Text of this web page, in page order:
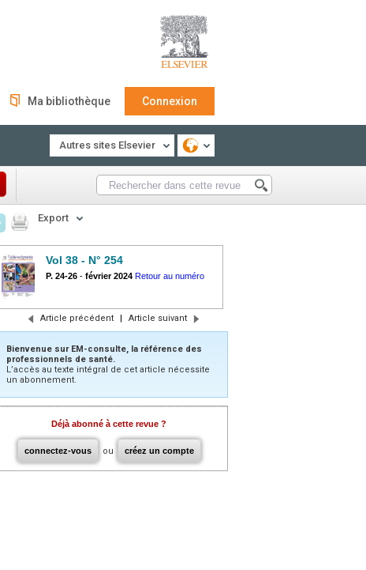
Ma bibliothèque Connexion
Autres sites Elsevier
Export
Vol 38 - N° 254
P. 24-26 - février 2024 Retour au numéro
Article précédent | Article suivant
Bienvenue sur EM-consulte, la référence des
professionnels de santé.
L’accès au texte intégral de cet article nécessite
un abonnement.
Déjà abonné à cette revue ?
connectez-vous ou créez un compte